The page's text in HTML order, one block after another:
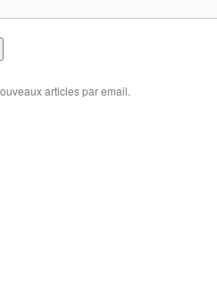
articles par email.